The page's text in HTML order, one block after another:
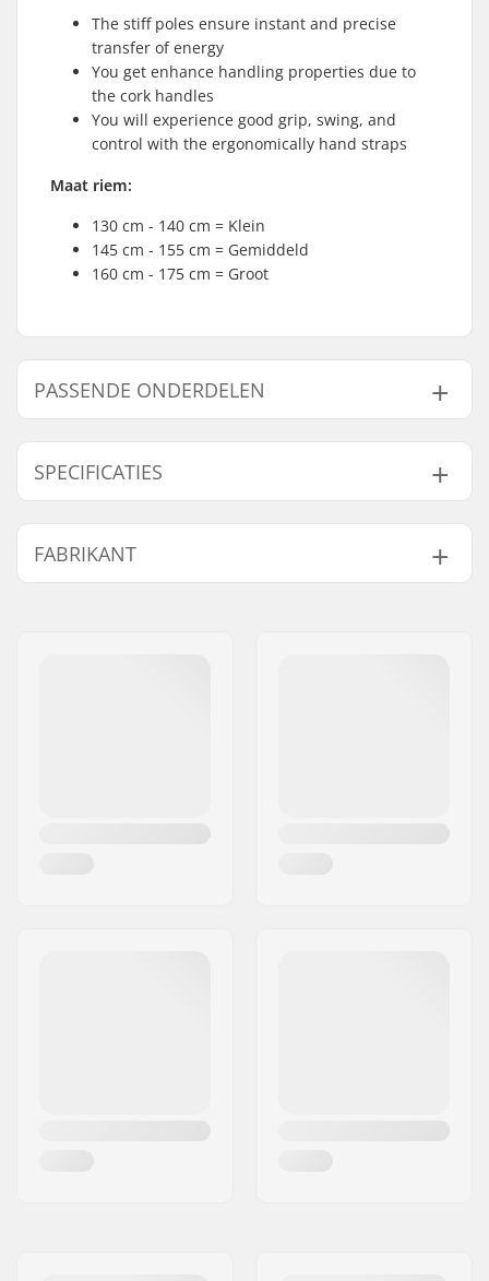
The stiff poles ensure instant and precise
transfer of energy
You get enhance handling properties due to
the cork handles
You will experience good grip, swing, and
control with the ergonomically hand straps
Maat riem:
130 cm - 140 cm = Klein
145 cm - 155 cm = Gemiddeld
160 cm - 175 cm = Groot
PASSENDE ONDERDELEN
Vind producten die samen gaan met Longway 100%
Carbon Cross Country Skistokken:
SPECIFICATIES
Tip Diameter: 8mm
FABRIKANT